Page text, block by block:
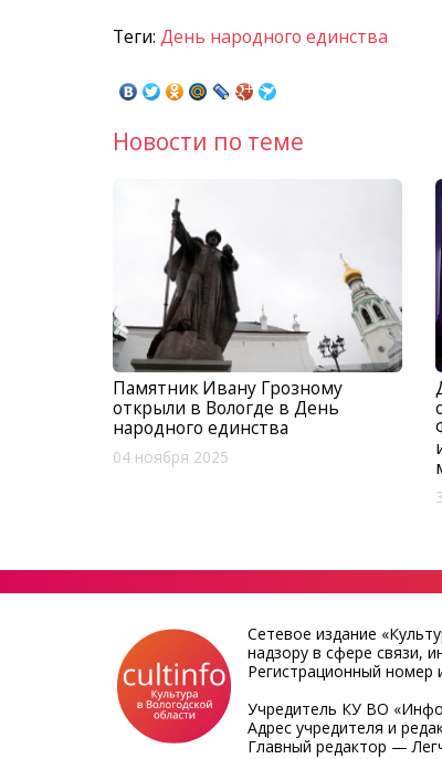
Теги: День народного единства
Новости по теме
Памятник Ивану Грозному
открыли в Вологде в День
народного единства
04 ноября 2025
Сетевое издание
надзору в сфере связи,
Регистрационный номер
Учредитель КУ ВО
Адрес учредителя и
Главный редактор —